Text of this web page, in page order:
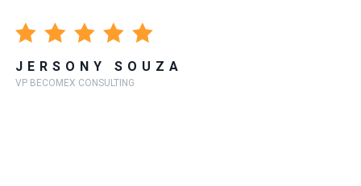
JERSONY SOUZA
VP BECOMEX CONSULTING